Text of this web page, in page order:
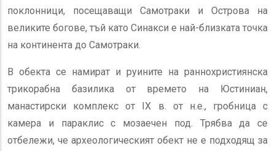
поклонници, посещаващи Самотраки и Острова на
великите богове, тъй като Синакси е най-близката точка
на континента до Самотраки.
В обекта се намират и руините на раннохристиянска
трикорабна базилика от времето на Юстиниан,
манастирски комплекс от IX в. от н.е., гробница с
камера и параклис с мозаечен под. Трябва да се
отбележи, че археологическият обект не е подходящ за